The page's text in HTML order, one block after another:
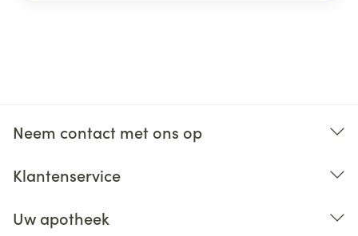
Neem contact met ons op
Klantenservice
Uw apotheek